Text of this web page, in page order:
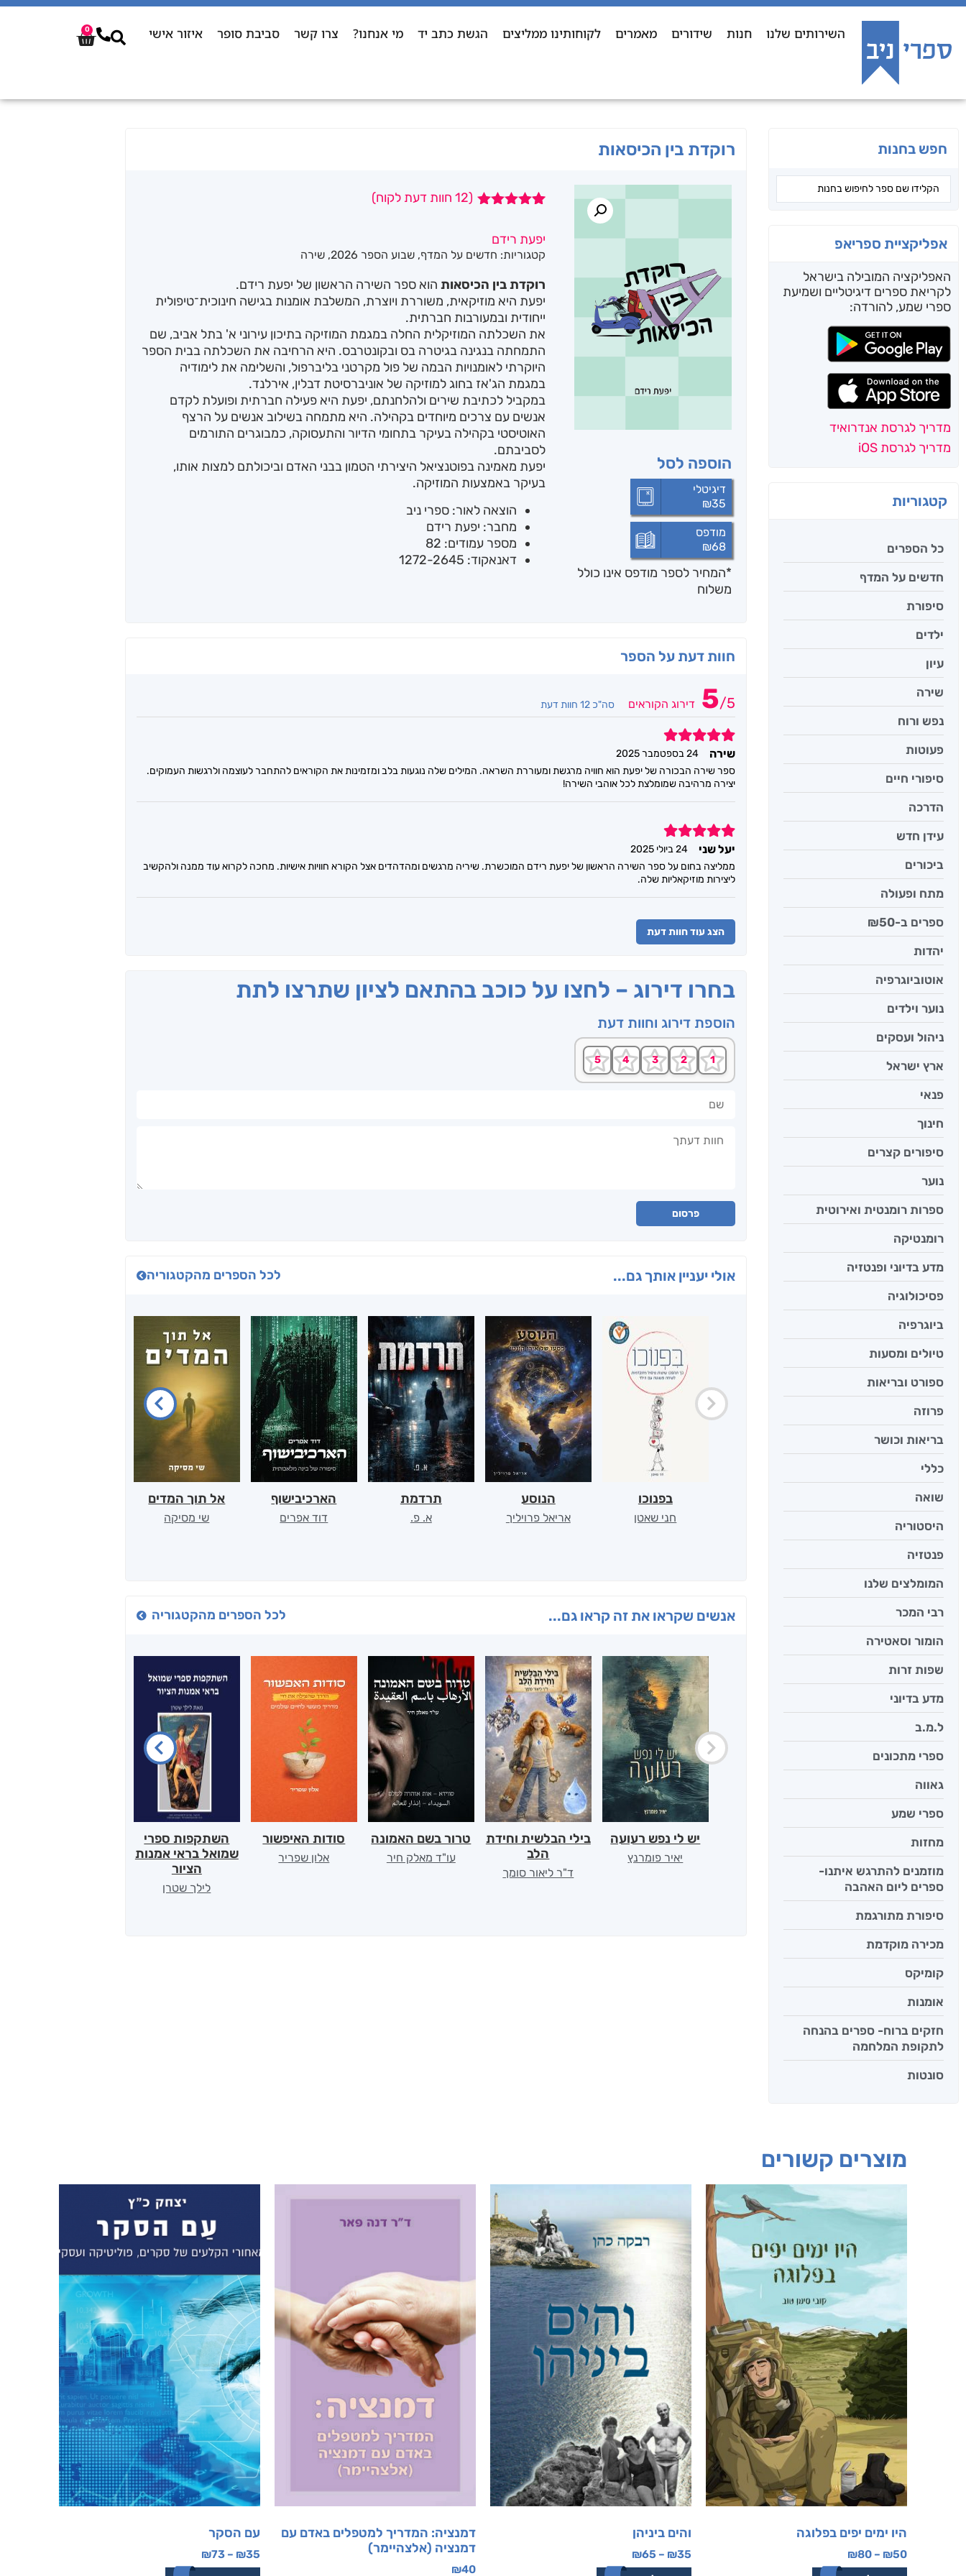
השירותים שלנו חנות שידורים מאמרים לקוחותינו ממליצים הגשת כתב יד מי אנחנו? צרו קשר סביבת סופר איזור אישי 0
חפש בחנות
אפליקציית ספריאפ
האפליקציה המובילה בישראל
לקריאת ספרים דיגיטליים ושמיעת
ספרי שמע, להורדה:
מדריך לגרסת אנדרואיד
מדריך לגרסת iOS
קטגוריות
כל הספרים
חדשים על המדף
סיפורת
ילדים
עיון
שירה
נפש ורוח
פעוטות
סיפורי חיים
הדרכה
עידן חדש
ביכורים
מתח ופעולה
ספרים ב-₪50
יהדות
אוטוביוגרפיה
נוער וילדים
ניהול ועסקים
ארץ ישראל
פנאי
חינוך
סיפורים קצרים
נוער
ספרות רומנטית ואירוטית
רומנטיקה
מדע בדיוני ופנטזיה
פסיכולוגיה
ביוגרפיה
טיולים ומסעות
ספורט ובריאות
פרוזה
בריאות וכושר
כללי
שואה
היסטוריה
פנטזיה
המומלצים שלנו
רבי המכר
הומור וסאטירה
שפות זרות
מדע בדיוני
ל.מ.ב
ספרי מתכונים
גאווה
ספרי שמע
מחזות
מוזמנים להתרגש איתנו-
ספרים ליום האהבה
סיפורת מתורגמת
מכירה מוקדמת
קומיקס
אומנות
חזקים ברוח- ספרים בהנחה
לתקופת המלחמה
סונטות
רוקדת בין הכיסאות
הוספה לסל
דיגיטלי
₪35
מודפס
₪68
*המחיר לספר מודפס אינו כולל
משלוח
מבוסס על
דירוגים של
(
12 חוות דעת לקוח)
יפעת רידם
קטגוריות: חדשים על המדף, שבוע הספר 2026 , שירה
רוקדת בין הכיסאותהוא ספר השירה הראשון של יפעת רידם.
יפעת היא מוזיקאית, משוררת ויוצרת, המשלבת אומנות בגישה חינוכית־טיפולית
ייחודית ובמעורבות חברתית.
את השכלתה המוזיקלית החלה במגמת המוזיקה בתיכון עירוני א' בתל אביב, שם
התמחתה בנגינה בגיטרה בס ובקונטרבס. היא הרחיבה את השכלתה בבית הספר
היוקרתי לאומנויות הבמה של פול מקרטני בליברפול, והשלימה את לימודיה
במגמת הג'אז בחוג למוזיקה של אוניברסיטת דבלין, אירלנד.
במקביל לכתיבת שירים ולהלחנתם, יפעת היא פעילה חברתית ופועלת לקדם
אנשים עם צרכים מיוחדים בקהילה. היא מתמחה בשילוב אנשים על הרצף
האוטיסטי בקהילה בעיקר בתחומי הדיור והתעסוקה, כמבוגרים התורמים
לסביבתם.
יפעת מאמינה בפוטנציאל היצירתי הטמון בבני האדם וביכולתם למצות אותו,
בעיקר באמצעות המוזיקה.
הוצאה לאור: ספרי ניב
מחבר: יפעת רידם
מספר עמודים: 82
דאנאקוד: 1272-2645
חוות דעת על הספר
5/5 דירוג הקוראים סה"כ 12 חוות דעת
5
שירה
24 בספטמבר 2025
ספר שירה הבכורה של יפעת הוא חוויה מרגשת ומעוררת השראה. המילים שלה נוגעות בלב ומזמינות את הקוראים להתחבר לעוצמה ולרגשות העמוקים.
יצירה מרהיבה שמומלצת לכל אוהבי השירה!
5
יעל שני
24 ביולי 2025
ממליצה בחום על ספר השירה הראשון של יפעת רידם המוכשרת. שיריה מרגשים ומהדהדים אצל הקורא חוויות אישיות. מחכה לקרוא עוד ממנה ולהקשיב
ליצירות מוזיקאליות שלה.
הצג עוד חוות דעת
בחרו דירוג – לחצו על כוכב בהתאם לציון שתרצו לתת
הוספת דירוג וחוות דעת
פרסום
אולי יעניין אותך גם... לכל הספרים מהקטגוריה
בפנוכו
חני שאטן
הנוסע
אריאל פרויליך
תרדמת
א. פ.
הארכיבישוף
דוד אפרים
אל תוך המדים
שי מסיקה
אנשים שקראו את זה קראו גם... לכל הספרים מהקטגוריה
יש לי נפש רעועה
יאיר פומרנץ
בילי הבלשית וחידת
הלב
ד"ר ליאור סומך
טרור בשם האמונה
עו"ד מאלק חיר
סודות האיפשור
אלון שפריר
השתקפות ספרי
שמואל בראי אמנות
הציור
לילך שטרן
מוצרים קשורים
היו ימים יפים בפלוגה
₪50
–
₪80
והים ביניהן
₪35
–
₪65
דמנציה: המדריך למטפלים באדם עם
דמנציה (אלצהיימר)
₪40
עם הסקר
₪35
–
₪73